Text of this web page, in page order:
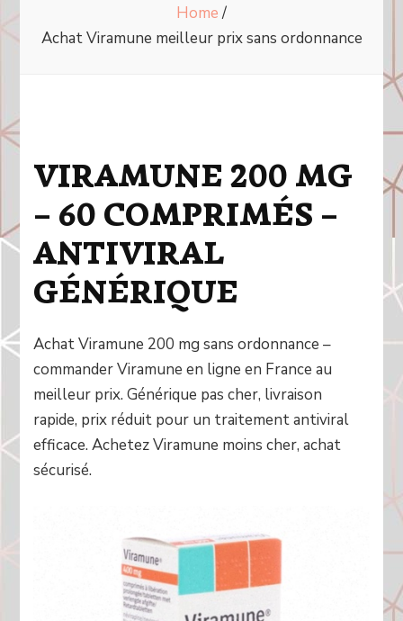
Home /
Achat Viramune meilleur prix sans ordonnance
VIRAMUNE 200 MG
– 60 COMPRIMÉS –
ANTIVIRAL
GÉNÉRIQUE
Achat Viramune 200 mg sans ordonnance –
commander Viramune en ligne en France au
meilleur prix. Générique pas cher, livraison
rapide, prix réduit pour un traitement antiviral
efficace. Achetez Viramune moins cher, achat
sécurisé.